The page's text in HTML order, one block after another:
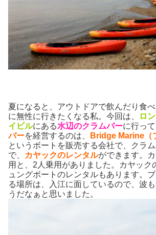
夏になると、アウトドアで飲んだり食
に無性に行きたくなる私。今回は、
ロ
イビルにある水辺のクラムバーに行って
バーを経営するのは、
Bridge Marine（
というボートを販売する会社で、クラ
で、
カヤックのレンタルができます。
用と、2人乗用がありました。カヤック
ュングボートのレンタルもあります。
る場所は、入江に面しているので、波
うだなぁと思いました。